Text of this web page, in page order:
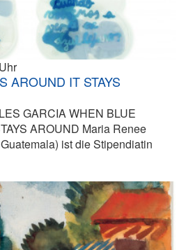
AROUND IT STAYS
GARCIA WHEN BLUE
AROUND Maria Renee
ist die Stipendiatin